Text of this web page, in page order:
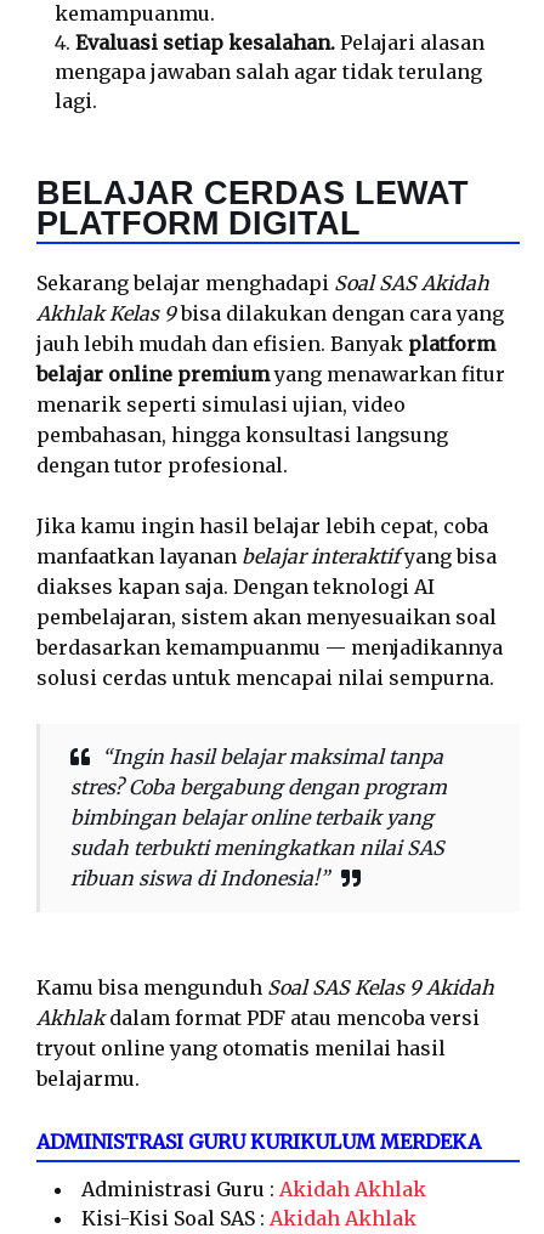
kemampuanmu.
Evaluasi setiap kesalahan. Pelajari alasan
mengapa jawaban salah agar tidak terulang
lagi.
BELAJAR CERDAS LEWAT
PLATFORM DIGITAL
Sekarang belajar menghadapi Soal SAS Akidah
Akhlak Kelas 9bisa dilakukan dengan cara yang
jauh lebih mudah dan efisien. Banyak platform
belajar online premiumyang menawarkan fitur
menarik seperti simulasi ujian, video
pembahasan, hingga konsultasi langsung
dengan tutor profesional.
Jika kamu ingin hasil belajar lebih cepat, coba
manfaatkan layanan belajar interaktifyang bisa
diakses kapan saja. Dengan teknologi AI
pembelajaran, sistem akan menyesuaikan soal
berdasarkan kemampuanmu — menjadikannya
solusi cerdas untuk mencapai nilai sempurna.
“Ingin hasil belajar maksimal tanpa
stres? Coba bergabung dengan program
bimbingan belajar online terbaik yang
sudah terbukti meningkatkan nilai SAS
ribuan siswa di Indonesia!”
Kamu bisa mengunduh Soal SAS Kelas 9 Akidah
Akhlakdalam format PDF atau mencoba versi
tryout online yang otomatis menilai hasil
belajarmu.
ADMINISTRASI GURU KURIKULUM MERDEKA
Administrasi Guru : Akidah Akhlak
Kisi-Kisi Soal SAS : Akidah Akhlak